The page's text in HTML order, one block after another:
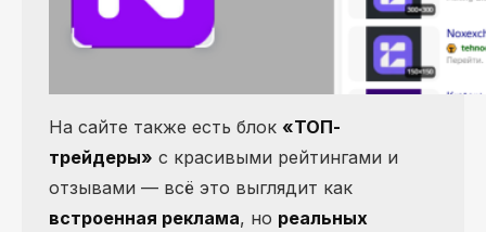
На сайте также есть блок «ТОП-
трейдеры» с красивыми рейтингами и
отзывами — всё это выглядит как
встроенная реклама, но реальных